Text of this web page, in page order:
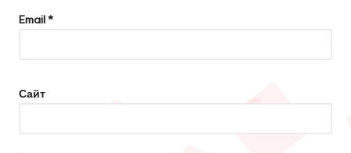
Email*
Сайт